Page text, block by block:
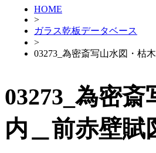
HOME
>
ガラス乾板データベース
>
03273_為密斎写山水図・枯
03273_為密
内＿前赤壁賦